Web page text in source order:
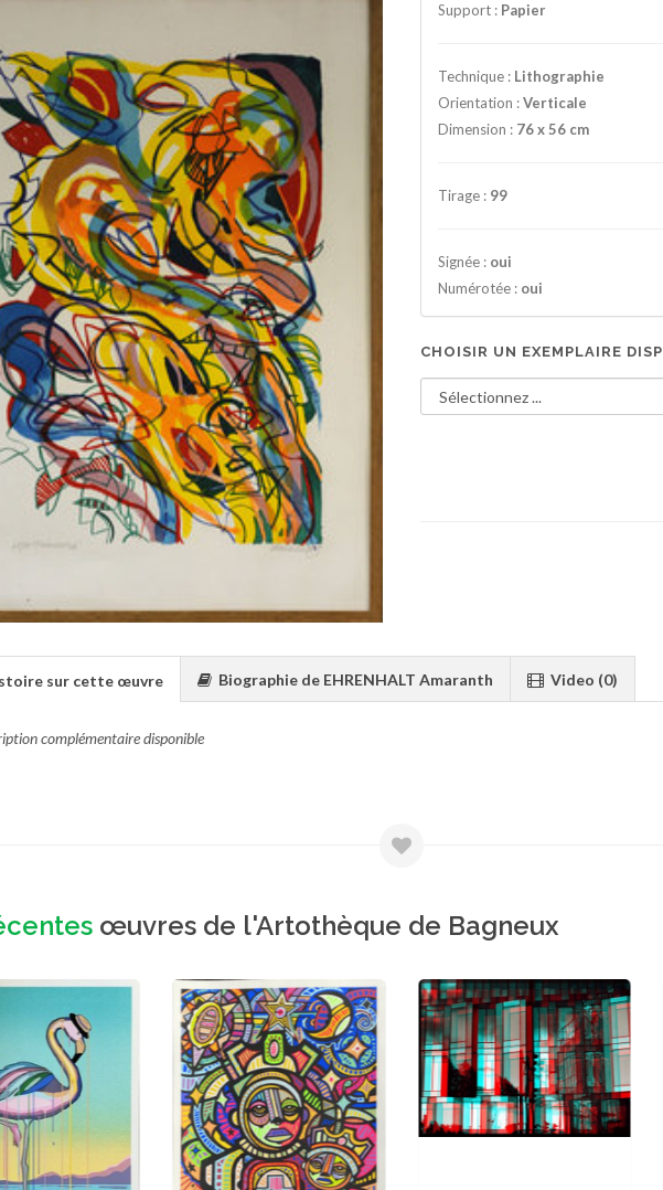
Support : Papier
Technique : Lithographie
Orientation :Verticale
Dimension : 76 x 56 cm
Tirage : 99
Signée : oui
Numérotée : oui
CHOISIR UN EXEMPLAIRE
sur cette œuvre Biographie de EHRENHALT Amaranth Video (0)
complémentaire disponible
œuvres de l'Artothèque de Bagneux